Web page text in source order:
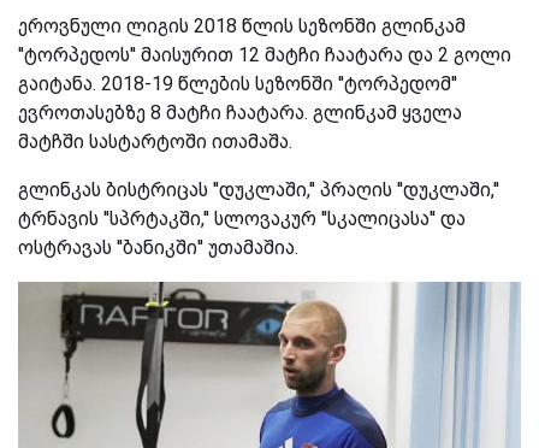
ეროვნული ლიგის 2018 წლის სეზონში გლინკამ
''ტორპედოს'' მაისურით 12 მატჩი ჩაატარა და 2 გოლი
გაიტანა. 2018-19 წლების სეზონში ''ტორპედომ''
ევროთასებზე 8 მატჩი ჩაატარა. გლინკამ ყველა
მატჩში სასტარტოში ითამაშა.
გლინკას ბისტრიცას ''დუკლაში,'' პრაღის ''დუკლაში,''
ტრნავის ''სპრტაკში,'' სლოვაკურ ''სკალიცასა'' და
ოსტრავას ''ბანიკში'' უთამაშია.